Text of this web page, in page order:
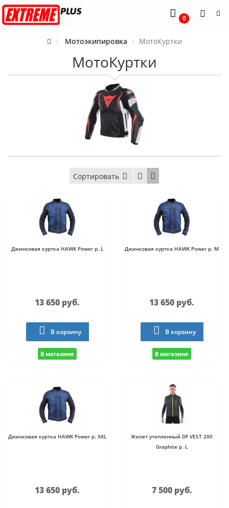
0
Мотоэкипировка МотоКуртки
МотоКуртки
Сортировать
Джинсовая куртка HAWK Power р. L
13 650 руб.
В корзину
В магазине
Джинсовая куртка HAWK Power р. M
13 650 руб.
В корзину
В магазине
Джинсовая куртка HAWK Power р. XXL
13 650 руб.
Жилет утепленный DF VEST 200
Graphite р. L
7 500 руб.